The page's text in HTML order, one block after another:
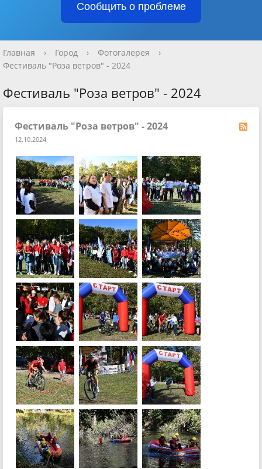
Сообщить о проблеме
Главная › Город › Фотогалерея
›
Фестиваль "Роза ветров" - 2024
Фестиваль "Роза ветров" - 2024
Фестиваль "Роза ветров" - 2024
12.10.2024